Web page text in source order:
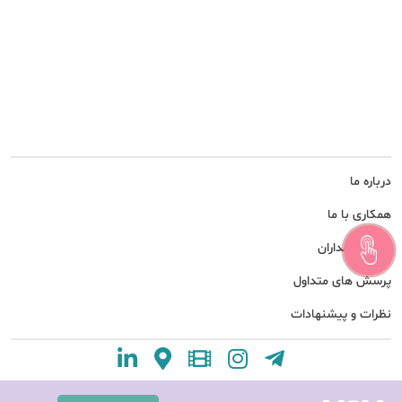
درباره ما
همکاری با ما
امور سهامداران
پرسش های متداول
نظرات و پیشنهادات